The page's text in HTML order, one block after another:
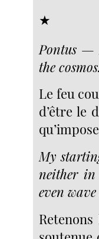
★
Pontus —
the
Le feu
d’être le
My
neither
even